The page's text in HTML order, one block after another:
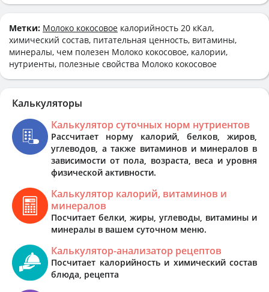
Метки: Молоко кокосовое калорийность 20 кКал,
химический состав, питательная ценность, витамины,
минералы, чем полезен Молоко кокосовое, калории,
нутриенты, полезные свойства Молоко кокосовое
Калькуляторы
Калькулятор суточных норм нутриентов
Рассчитает норму калорий, белков, жиров,
углеводов, а также витаминов и минералов в
зависимости от пола, возраста, веса и уровня
физической активности.
Калькулятор калорий, витаминов и
минералов
Посчитает белки, жиры, углеводы, витамины и
минералы в вашем суточном меню.
Калькулятор-анализатор рецептов
Посчитает калорийность и химический состав
блюда, рецепта